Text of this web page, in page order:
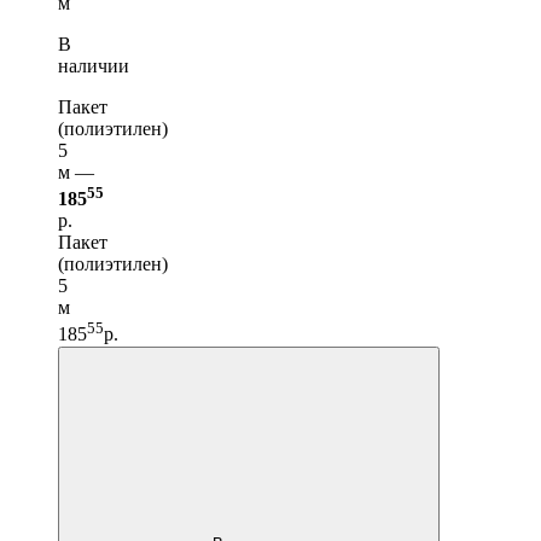
В
наличии
Пакет
(полиэтилен)
5
м —
18555
р.
Пакет
(полиэтилен)
5
м
18555р.